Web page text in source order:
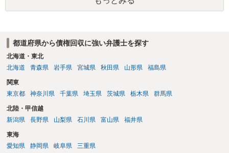
ば、交際を終了させたことにより「一緒に行く」という結果の実現に
重大な障害が発生しており、当然にチケットを引き渡すべきといえる
えば、当該チケットが座席指定である場合、交際を解消した2人が当日
隣り合わせになることは避けたいという心理が働くことも無理からぬ
ところです。一方、チケットがエリア指定のアリーナ席であれば隣り
あったり特別席であったりすれば、判断は変わってくるかもしれませ
ん。当該チケットがチケット転売防止法に規定する特定興行入場券に
該当し、券面上使用者が指定されている場合には、チケット引渡し以
法的には「当事者の合理的意思」がどこにあるのかを追求した解決が
必要になると思われます。なかなか難しい問題なので、弁護士によっ
ても回答は異なるかもしれません。
都道府県から債権回収に強い弁護士を探す
北海道・東北
北海道
青森県 岩手県 宮城県 秋田県 山形県 福島県
関東
東京都
神奈川県 千葉県 埼玉県 茨城県 栃木県 群馬県
北陸・甲信越
新潟県
長野県 山梨県 石川県 富山県 福井県
東海
愛知県
静岡県 岐阜県 三重県